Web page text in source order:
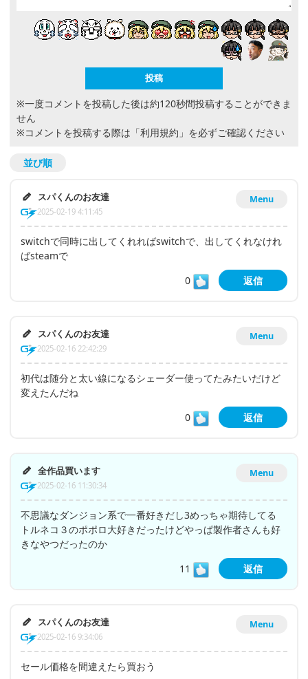
※一度コメントを投稿した後は約120秒間投稿することができま
せん
※コメントを投稿する際は 「利用規約」 を必ずご確認ください
並び順
Menu
スパくんのお友達
2025-02-19 4:11:45
switchで同時に出してくれればswitchで、出してくれなけれ
ばsteamで
0
返信
Menu
スパくんのお友達
2025-02-16 22:42:29
初代は随分と太い線になるシェーダー使ってたみたいだけど
変えたんだね
0
返信
Menu
全作品買います
2025-02-16 11:30:34
不思議なダンジョン系で一番好きだし3めっちゃ期待してる
トルネコ３のポポロ大好きだったけどやっぱ製作者さんも好
きなやつだったのか
11
返信
Menu
スパくんのお友達
2025-02-16 9:34:06
セール価格を間違えたら買おう